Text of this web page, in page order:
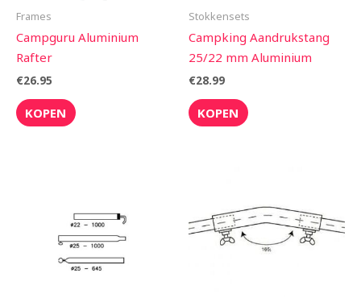
Frames
Campguru Aluminium
Rafter
€26.95
KOPEN
Stokkensets
Campking Aandrukstang
25/22 mm Aluminium
€28.99
KOPEN